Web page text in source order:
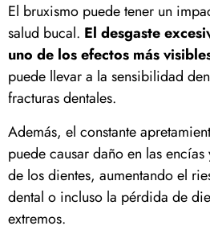
El bruxismo puede tener un
salud bucal. El desgaste
uno de los efectos más
puede llevar a la sensibilidad
fracturas dentales.
Además, el constante
puede causar daño en las
de los dientes, aumentando el
dental o incluso la pérdida de
extremos.